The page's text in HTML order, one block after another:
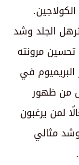
الجلد وشد
مرونته
في
من ظهور
لمن يرغبون
مثالي